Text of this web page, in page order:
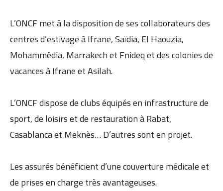
L’ONCF met à la disposition de ses collaborateurs des
centres d’estivage à Ifrane, Saïdia, El Haouzia,
Mohammédia, Marrakech et Fnideq et des colonies de
vacances à Ifrane et Asilah.
L’ONCF dispose de clubs équipés en infrastructure de
sport, de loisirs et de restauration à Rabat,
Casablanca et Meknès… D’autres sont en projet.
Les assurés bénéficient d’une couverture médicale et
de prises en charge très avantageuses.